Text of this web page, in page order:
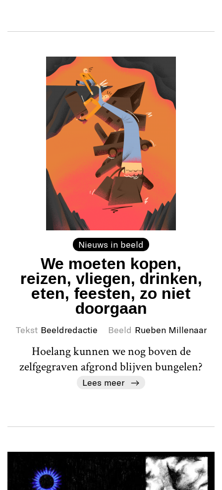
Nieuws in beeld
We moeten kopen,
reizen, vliegen, drinken,
eten, feesten, zo niet
doorgaan
Tekst Beeldredactie Beeld Rueben Millenaar
Hoelang kunnen we nog boven de
zelfgegraven afgrond blijven bungelen?
Lees meer